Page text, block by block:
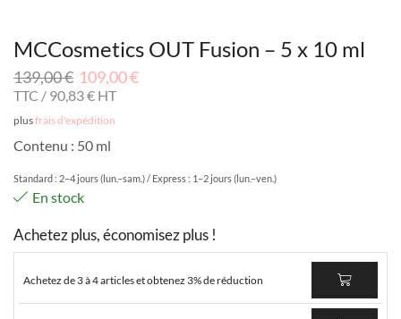
MCCosmetics OUT Fusion – 5 x 10 ml
139,00€ 109,00€
TTC / 90,83€ HT
plusfrais d'expédition
Contenu : 50 ml
Standard : 2–4 jours (lun.–sam.) / Express : 1–2 jours (lun.–ven.)
En stock
Achetez plus, économisez plus !
Achetez de 3 à 4 articles et obtenez 3% de réduction